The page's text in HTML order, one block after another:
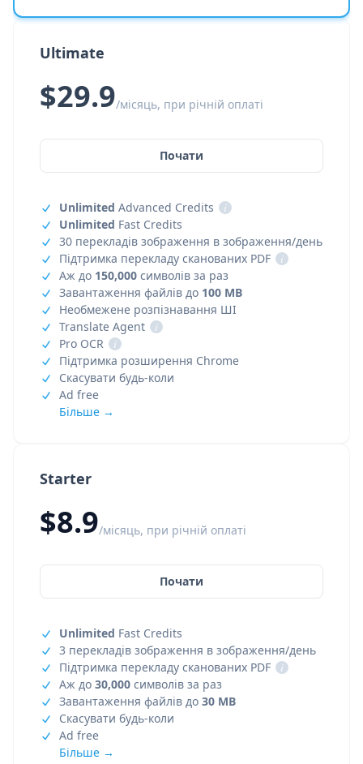
Starter
$8.9/місяць, при річній оплаті
Почати
Unlimited Fast Credits
3 перекладів зображення в зображення/день
Підтримка перекладу сканованих PDF
i
Аж до 30,000 символів за раз
Завантаження файлів до 30 MB
Скасувати будь-коли
Ad free
Більше →
Ultimate
$29.9/місяць, при річній оплаті
Почати
Unlimited Advanced Credits
i
Unlimited Fast Credits
30 перекладів зображення в зображення/день
Підтримка перекладу сканованих PDF
i
Аж до 150,000 символів за раз
Завантаження файлів до 100 MB
Необмежене розпізнавання ШІ
Translate Agent
i
Pro OCR
i
Підтримка розширення Chrome
Скасувати будь-коли
Ad free
Більше →